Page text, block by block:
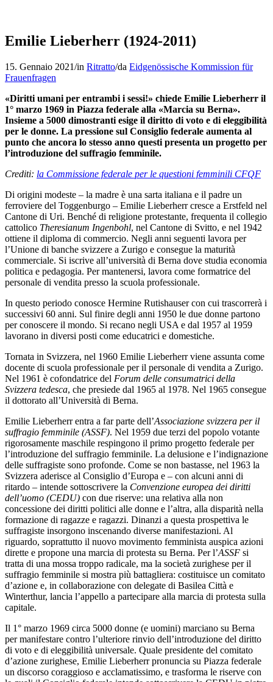
Emilie Lieberherr (1924-2011)
15. Gennaio 2021/in Ritratto/da Eidgenössische Kommission für
Frauenfragen
«Diritti umani per entrambi i sessi!» chiede Emilie Lieberherr il
1° marzo 1969 in Piazza federale alla «Marcia su Berna».
Insieme a 5000 dimostranti esige il diritto di voto e di eleggibilità
per le donne. La pressione sul Consiglio federale aumenta al
punto che ancora lo stesso anno questi presenta un progetto per
l’introduzione del suffragio femminile.
Crediti: la Commissione federale per le questioni femminili CFQF
Di origini modeste – la madre è una sarta italiana e il padre un
ferroviere del Toggenburgo – Emilie Lieberherr cresce a Erstfeld nel
Cantone di Uri. Benché di religione protestante, frequenta il collegio
cattolico Theresianum Ingenbohl, nel Cantone di Svitto, e nel 1942
ottiene il diploma di commercio. Negli anni seguenti lavora per
l’Unione di banche svizzere a Zurigo e consegue la maturità
commerciale. Si iscrive all’università di Berna dove studia economia
politica e pedagogia. Per mantenersi, lavora come formatrice del
personale di vendita presso la scuola professionale.
In questo periodo conosce Hermine Rutishauser con cui trascorrerà i
successivi 60 anni. Sul finire degli anni 1950 le due donne partono
per conoscere il mondo. Si recano negli USA e dal 1957 al 1959
lavorano in diversi posti come educatrici e domestiche.
Tornata in Svizzera, nel 1960 Emilie Lieberherr viene assunta come
docente di scuola professionale per il personale di vendita a Zurigo.
Nel 1961 è cofondatrice del Forum delle consumatrici della
Svizzera tedesca, che presiede dal 1965 al 1978. Nel 1965 consegue
il dottorato all’Università di Berna.
Emilie Lieberherr entra a far parte dell’Associazione svizzera per il
suffragio femminile (ASSF). Nel 1959 due terzi del popolo votante
rigorosamente maschile respingono il primo progetto federale per
l’introduzione del suffragio femminile. La delusione e l’indignazione
delle suffragiste sono profonde. Come se non bastasse, nel 1963 la
Svizzera aderisce al Consiglio d’Europa e – con alcuni anni di
ritardo – intende sottoscrivere la Convenzione europea dei diritti
dell’uomo (CEDU) con due riserve: una relativa alla non
concessione dei diritti politici alle donne e l’altra, alla disparità nella
formazione di ragazze e ragazzi. Dinanzi a questa prospettiva le
suffragiste insorgono inscenando diverse manifestazioni. Al
riguardo, soprattutto il nuovo movimento femminista auspica azioni
dirette e propone una marcia di protesta su Berna. Per l’ASSF si
tratta di una mossa troppo radicale, ma la società zurighese per il
suffragio femminile si mostra più battagliera: costituisce un comitato
d’azione e, in collaborazione con delegate di Basilea Città e
Winterthur, lancia l’appello a partecipare alla marcia di protesta sulla
capitale.
Il 1° marzo 1969 circa 5000 donne (e uomini) marciano su Berna
per manifestare contro l’ulteriore rinvio dell’introduzione del diritto
di voto e di eleggibilità universale. Quale presidente del comitato
d’azione zurighese, Emilie Lieberherr pronuncia su Piazza federale
un discorso coraggioso e acclamatissimo, e trasforma le riserve con